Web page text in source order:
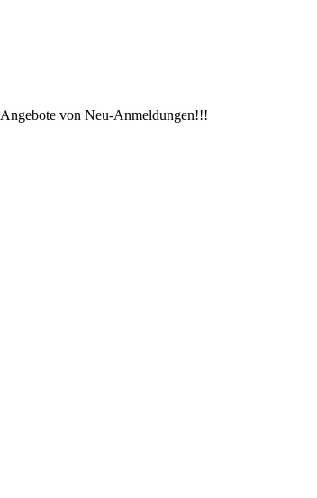
von Neu-Anmeldungen!!!